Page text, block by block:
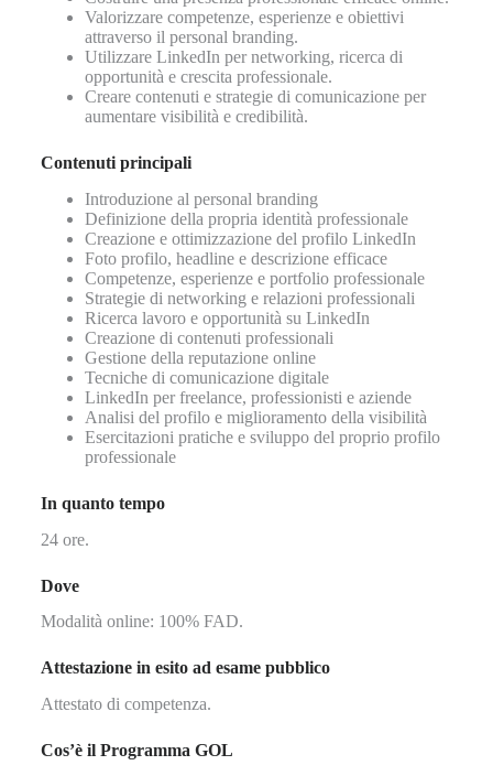
Valorizzare competenze, esperienze e obiettivi
attraverso il personal branding.
Utilizzare LinkedIn per networking, ricerca di
opportunità e crescita professionale.
Creare contenuti e strategie di comunicazione per
aumentare visibilità e credibilità.
Contenuti principali
Introduzione al personal branding
Definizione della propria identità professionale
Creazione e ottimizzazione del profilo LinkedIn
Foto profilo, headline e descrizione efficace
Competenze, esperienze e portfolio professionale
Strategie di networking e relazioni professionali
Ricerca lavoro e opportunità su LinkedIn
Creazione di contenuti professionali
Gestione della reputazione online
Tecniche di comunicazione digitale
LinkedIn per freelance, professionisti e aziende
Analisi del profilo e miglioramento della visibilità
Esercitazioni pratiche e sviluppo del proprio profilo
professionale
In quanto tempo
24 ore.
Dove
Modalità online: 100% FAD.
Attestazione in esito ad esame pubblico
Attestato di competenza.
Cos’è il Programma GOL